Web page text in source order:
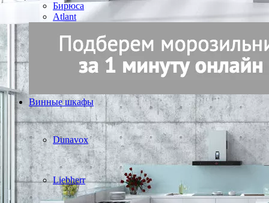
Бирюса
Atlant
Винные шкафы
Dunavox
Liebherr